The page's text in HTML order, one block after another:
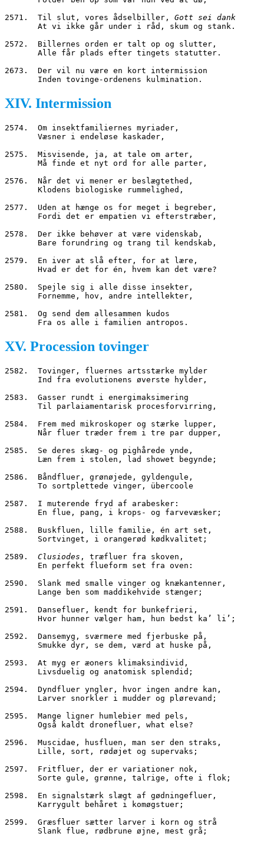
2571.  Til slut, vores ådselbiller, Gott sei dank
       At vi ikke går under i råd, skum og stank.
2572.  Billernes orden er talt op og slutter,
       Alle får plads efter tingets statutter.
2673.  Der vil nu være en kort intermission
       Inden tovinge
-ordenens kulmination.
XIV. Intermission
2574.  Om insektfamiliernes myriader,
       Væsner i endeløse kaskader,
2575.  Misvisende, ja, at tale om arter,
       Må finde et nyt ord for alle parter,
2576.  Når det vi mener er beslægtethed,
       Klodens biologiske rummelighed,
2577.  Uden at hænge os for meget i begreber,
       Fordi det er empatien vi efterstræber,
2578.  Der ikke behøver at være videnskab,
       Bare forundring og trang til kendskab,
2579.  En iver at slå efter, for at lære,
       Hvad er det for én, hvem kan det være?
2580.  Spejle sig i alle disse insekter,
       Fornemme, hov, andre intellekter,
2581.  Og send dem allesammen kudos
       Fra os alle i familien antropos.
XV. Procession tovinger
2582.  Tovinger, fluernes artsstærke mylder
       Ind fra evolutionens øverste hylder,
2583.  Gasser rundt i energimaksimering
       Til parlaiamentarisk procesforvirring,
2584.  Frem med mikroskoper og stærke lupper,
       Når fluer træder frem i tre par dupper,
2585.  Se deres skæg- og pighårede ynde,
       Læn frem i stolen, lad showet begynde;
2586.  Båndfluer, grønøjede, gyldengule,
       To sortplettede vinger, übercoole
2587.  I muterende fryd af arabesker:
       En flue, pang, i krops- og farvevæsker;
2588.  Buskfluen, lille familie, én art set,
       Sortvinget, i orangerød kødkvalitet;
2589. Clusiodes , træfluer fra skoven,
       En perfekt flueform set fra oven:
2590.  Slank med smalle vinger og knækantenner,
       Lange ben som maddikehvide stænger;
2591.  Dansefluer, kendt for bunkefrieri,
       Hvor hunner vælger ham, hun bedst ka’ li’;
2592.  Dansemyg, sværmere med fjerbuske på,
       Smukke dyr, se dem, værd at huske på,
2593.  At myg er æoners klimaksindivid,
       Livsduelig og anatomisk splendid;
2594.  Dyndfluer yngler, hvor ingen andre kan,
       Larver snorkler i mudder og plørevand;
2595.  Mange ligner humlebier med pels,
       Også kaldt dronefluer, what else?
2596.  Muscidae, husfluen, man ser den straks,
       Lille, sort, rødøjet og supervaks;
2597.  Fritfluer, der er variationer nok,
       Sorte gule, grønne, talrige, ofte i flok;
2598.  En signalstærk slægt af gødningefluer,
       Karrygult behåret i komøgstuer;
2599.  Græsfluer sætter larver i korn og strå
       Slank flue, rødbrune øjne, mest grå;